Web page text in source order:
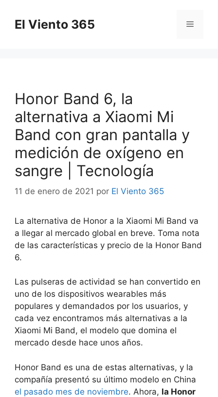
contenido
El Viento 365 Menú
Honor Band 6, la
alternativa a Xiaomi Mi
Band con gran pantalla y
medición de oxígeno en
sangre | Tecnología
11 de enero de 2021 por El Viento 365
La alternativa de Honor a la Xiaomi Mi Band va
a llegar al mercado global en breve. Toma nota
de las características y precio de la Honor Band
6.
Las pulseras de actividad se han convertido en
uno de los dispositivos wearables más
populares y demandados por los usuarios, y
cada vez encontramos más alternativas a la
Xiaomi Mi Band, el modelo que domina el
mercado desde hace unos años.
Honor Band es una de estas alternativas, y la
compañía presentó su último modelo en China
el pasado mes de noviembre. Ahora, la Honor